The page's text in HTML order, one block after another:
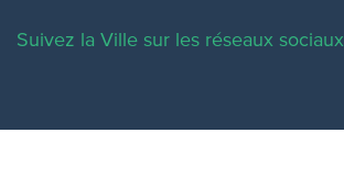
Suivez la Ville sur les réseaux sociaux